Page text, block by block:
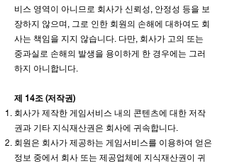
비스 영역이 아니므로 회사가 신뢰성, 안정성 등을 보
장하지 않으며, 그로 인한 회원의 손해에 대하여도 회
사는 책임을 지지 않습니다. 다만, 회사가 고의 또는
중과실로 손해의 발생을 용이하게 한 경우에는 그러
하지 아니합니다.
제 14조 (저작권)
회사가 제작한 게임서비스 내의 콘텐츠에 대한 저작
권과 기타 지식재산권은 회사에 귀속합니다.
회원은 회사가 제공하는 게임서비스를 이용하여 얻은
정보 중에서 회사 또는 제공업체에 지식재산권이 귀